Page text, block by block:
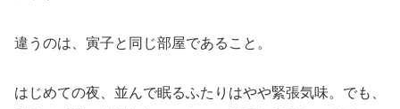
違うのは、寅子と同じ部屋であること。
はじめての夜、並んで眠るふたりはやや緊張気味。でも、